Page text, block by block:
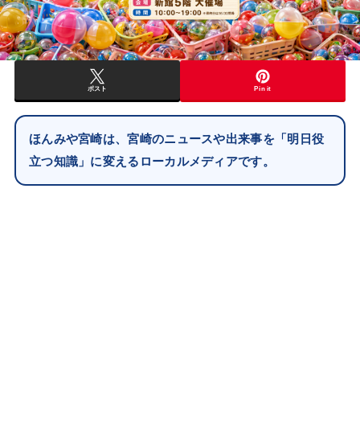
ポスト Pin it
ほんみや宮崎は、宮崎のニュースや出来事を「明日役
立つ知識」に変えるローカルメディアです。